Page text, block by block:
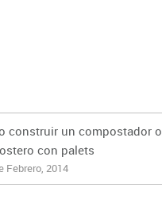
construir un compostador o
con palets
Febrero, 2014